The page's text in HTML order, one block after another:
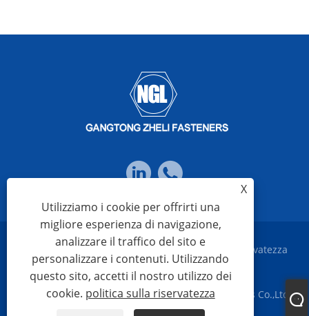
X
Utilizziamo i cookie per offrirti una
migliore esperienza di navigazione,
analizzare il traffico del sito e
personalizzare i contenuti. Utilizzando
questo sito, accetti il ​​nostro utilizzo dei
cookie. politica sulla riservatezza
Sitemap RSS XML politica sulla riservatezza
Copyright © 2023 Ningbo Gangtong Zheli Fasteners Co.,Ltd.
Tutti i diritti riservati